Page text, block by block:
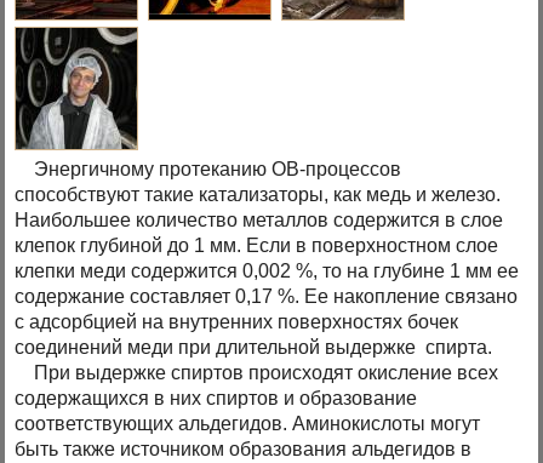
Энергичному протеканию ОВ-процессов
способствуют такие катализаторы, как медь и железо.
Наибольшее количество металлов содержится в слое
клепок глубиной до 1 мм. Если в поверхностном слое
клепки меди содержится 0,002 %, то на глубине 1 мм ее
содержание составляет 0,17 %. Ее накопление связано
с адсорбцией на внутренних поверхностях бочек
соединений меди при длительной выдержке спирта.
При выдержке спиртов происходят окисление всех
содержащихся в них спиртов и образование
соответствующих альдегидов. Аминокислоты могут
быть также источником образования альдегидов в